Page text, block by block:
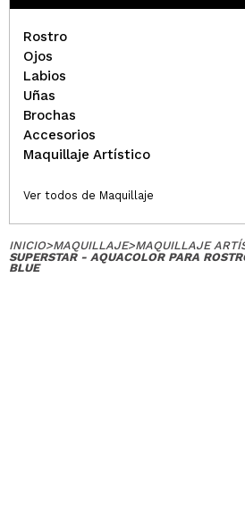
Rostro
Ojos
Labios
Uñas
Brochas
Accesorios
Maquillaje Artístico
Ver todos de Maquillaje
INICIO>MAQUILLAJE>MAQUILLAJE
SUPERSTAR - AQUACOLOR PARA
BLUE